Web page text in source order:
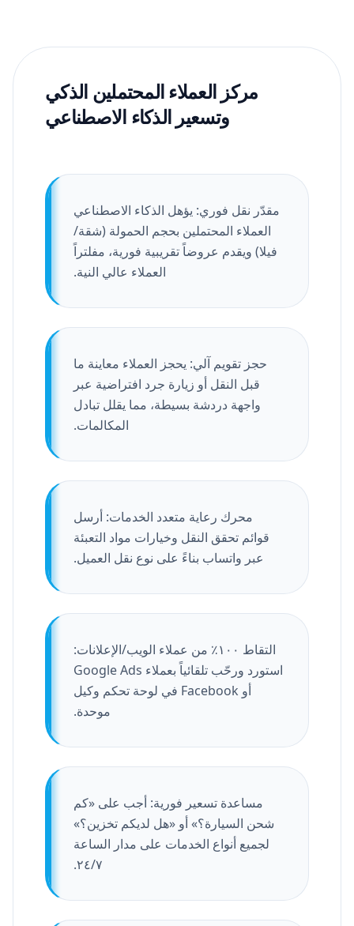
مركز العملاء المحتملين الذكي
وتسعير الذكاء الاصطناعي
مقدّر نقل فوري: يؤهل الذكاء الاصطناعي
العملاء المحتملين بحجم الحمولة (شقة/
فيلا) ويقدم عروضاً تقريبية فورية، مفلتراً
العملاء عالي النية.
حجز تقويم آلي: يحجز العملاء معاينة ما
قبل النقل أو زيارة جرد افتراضية عبر
واجهة دردشة بسيطة، مما يقلل تبادل
المكالمات.
محرك رعاية متعدد الخدمات: أرسل
قوائم تحقق النقل وخيارات مواد التعبئة
عبر واتساب بناءً على نوع نقل العميل.
التقاط ١٠٠٪ من عملاء الويب/الإعلانات:
استورد ورحّب تلقائياً بعملاء Google Ads
أو Facebook في لوحة تحكم وكيل
موحدة.
مساعدة تسعير فورية: أجب على «كم
شحن السيارة؟» أو «هل لديكم تخزين؟»
لجميع أنواع الخدمات على مدار الساعة
٢٤/٧.